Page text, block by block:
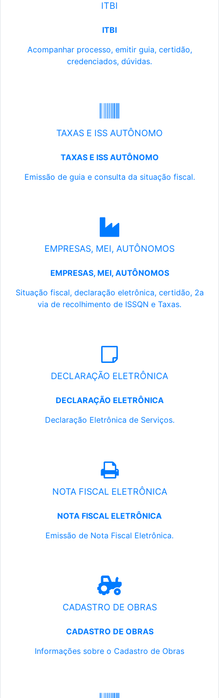
ITBI
ITBI
Acompanhar processo, emitir guia, certidão,
credenciados, dúvidas.
TAXAS E ISS AUTÔNOMO
TAXAS E ISS AUTÔNOMO
Emissão de guia e consulta da situação fiscal.
EMPRESAS, MEI, AUTÔNOMOS
EMPRESAS, MEI, AUTÔNOMOS
Situação fiscal, declaração eletrônica, certidão, 2a
via de recolhimento de ISSQN e Taxas.
DECLARAÇÃO ELETRÔNICA
DECLARAÇÃO ELETRÔNICA
Declaração Eletrônica de Serviços.
NOTA FISCAL ELETRÔNICA
NOTA FISCAL ELETRÔNICA
Emissão de Nota Fiscal Eletrônica.
CADASTRO DE OBRAS
CADASTRO DE OBRAS
Informações sobre o Cadastro de Obras